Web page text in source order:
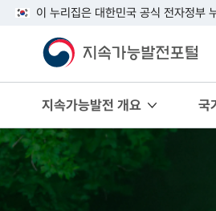
이 누리집은 대한민국 공식 전자정부
지속가능발전 개요 국